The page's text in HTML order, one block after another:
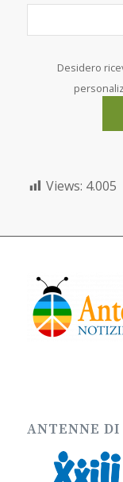
Desidero
Views: 4.005
ANTENNE DI